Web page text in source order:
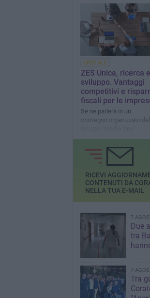
SPECIALE
ZES Unica, ricerca e
sviluppo. Vantaggi
competitivi e
fiscali per le
Se ne parlerà in un
convegno organizzato dal
RICEVI
CONTENUTI DA
NELLA TUA E-MAIL
7
Due
tra
7
Tra